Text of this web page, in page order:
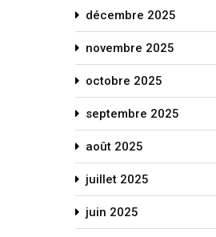
décembre 2025
novembre 2025
octobre 2025
septembre 2025
août 2025
juillet 2025
juin 2025